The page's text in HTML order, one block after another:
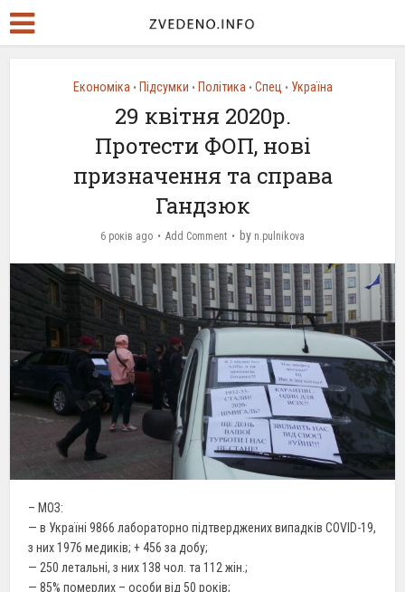
Економіка • Підсумки • Політика • Спец • Україна
29 квітня 2020р.
Протести ФОП, нові
призначення та справа
Гандзюк
6 років ago Add Comment by n.pulnikova
– МОЗ:
— в Україні 9866 лабораторно підтверджених випадків COVID-19,
з них 1976 медиків; + 456 за добу;
— 250 летальні, з них 138 чол. та 112 жін.;
— 85% померлих – особи від 50 років;